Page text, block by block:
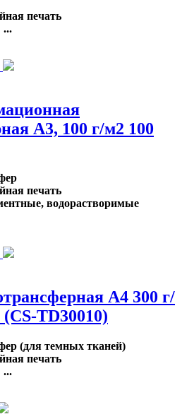
печать
...
A3, 100 г/м2 100
печать
водорастворимые
A4 300 г/
TD30010)
(для темных тканей)
печать
...